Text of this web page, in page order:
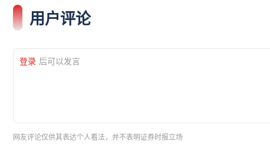
用户评论
登录 后可以发言
网友评论仅供其表达个人看法，并不表明证券时报立场